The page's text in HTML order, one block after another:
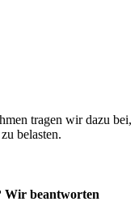
tragen wir dazu bei,
belasten.
Wir beantworten